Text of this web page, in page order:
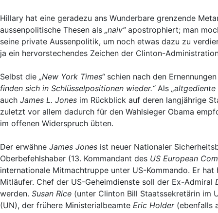
Hillary hat eine geradezu ans Wunderbare grenzende
aussenpolitische Thesen als „naiv“ apostrophiert; man
seine private Aussenpolitik, um noch etwas dazu zu
ja ein hervorstechendes Zeichen der Clinton-
Selbst die „New York Times“schien nach den
finden sich in Schlüsselpositionen wieder.“Als „altgediente
auch James L. Jones im Rückblick auf deren langjährige
zuletzt vor allem dadurch für den Wahlsieger Obama
im offenen Widerspruch übten.
Der erwähne James Jones ist neuer Nationaler
Oberbefehlshaber (13. Kommandant des US European
internationale Mitmachtruppe unter US-Kommando. Er
Mitläufer. Chef der US-Geheimdienste soll der Ex-Admiral
werden. Susan Rice (unter Clinton Bill Staatssekretärin im
(UN), der frühere Ministerialbeamte Eric Holder(ebenfalls